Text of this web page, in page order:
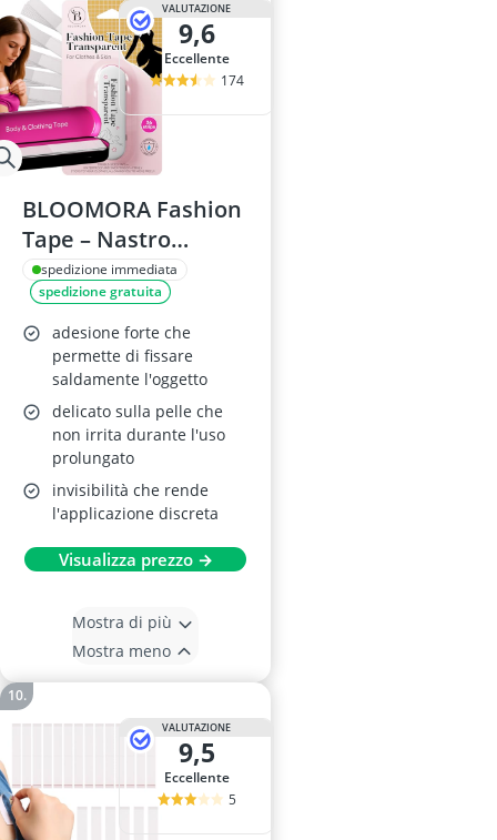
VALUTAZIONE
9,6
Eccellente
174
BLOOMORA Fashion
Tape – Nastro
Biadesivo per
Tessuti e Corpo – 36
Strisce Trasparenti
(7,6 × 1,3 cm) –
Impermeabile –
Scatola di Metallo
spedizione immediata
spedizione gratuita
adesione forte che
permette di fissare
saldamente l'oggetto
delicato sulla pelle che
non irrita durante l'uso
prolungato
invisibilità che rende
l'applicazione discreta
Visualizza prezzo →
Mostra di più
Mostra meno
VALUTAZIONE
9,5
Eccellente
5